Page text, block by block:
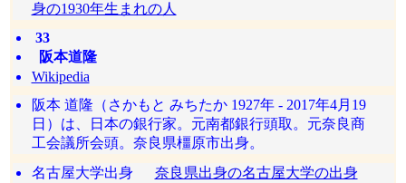
身の1930年生まれの人
33
阪本道隆
Wikipedia
阪本 道隆（さかもと みちたか 1927年 - 2017年4月19
日）は、日本の銀行家。元南都銀行頭取。元奈良商
工会議所会頭。奈良県橿原市出身。
名古屋大学出身 奈良県出身の名古屋大学の出身